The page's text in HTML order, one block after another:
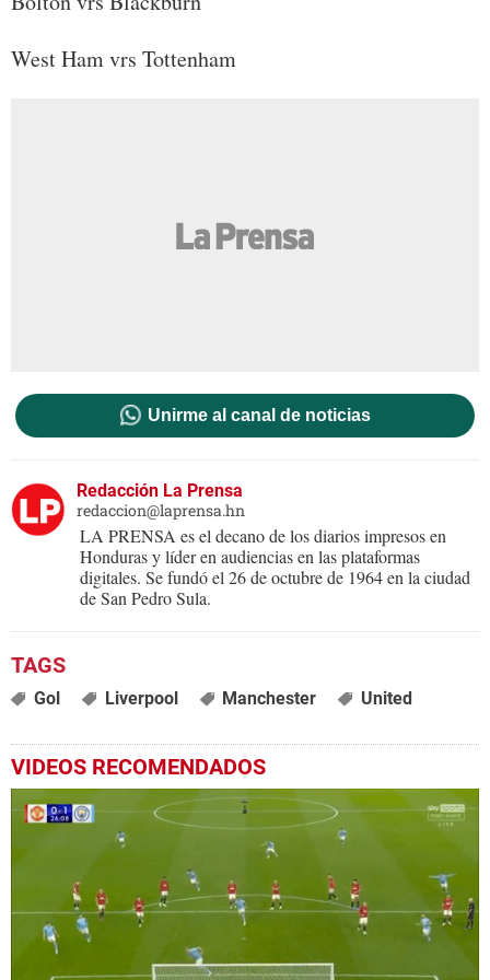
West Ham vrs Tottenham
Unirme al canal de noticias
Redacción La Prensa
redaccion@laprensa.hn
LA PRENSA es el decano de los diarios impresos en
Honduras y líder en audiencias en las plataformas
digitales. Se fundó el 26 de octubre de 1964 en la ciudad
de San Pedro Sula.
Gol Liverpool Manchester United
VIDEOS RECOMENDADOS